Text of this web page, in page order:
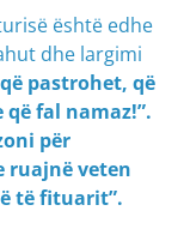
është edhe
dhe largimi
pastrohet, që
fal namaz!”.
për
ruajnë veten
të fituarit”.